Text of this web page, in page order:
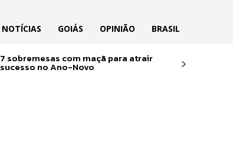
NOTÍCIAS GOIÁS OPINIÃO BRASIL
7 sobremesas com maçã para atrair
sucesso no Ano-Novo